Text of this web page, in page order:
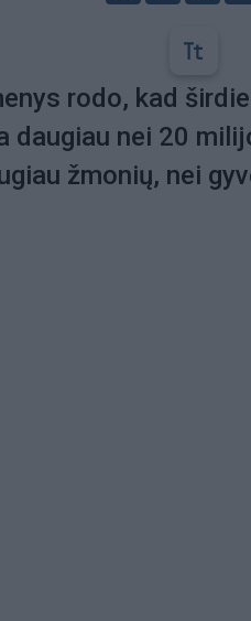
rodo, kad
daugiau nei 20
žmonių, nei